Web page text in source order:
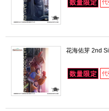
花海佑芽 2nd